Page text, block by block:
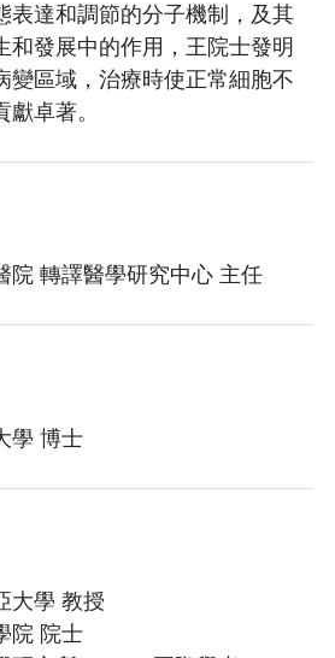
表達和調節的分子機制，及其
和發展中的作用，王院士發明
變區域，治療時使正常細胞不
卓著。
院 轉譯醫學研究中心 主任
學 博士
大學 教授
院 院士